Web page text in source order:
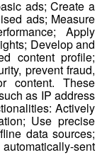
🍻 était
de la
ads; Create a
ads; Measure
Apply
Develop and
content profile;
prevent fraud,
content. These
as IP address
Actively
Use precise
data sources;
sent